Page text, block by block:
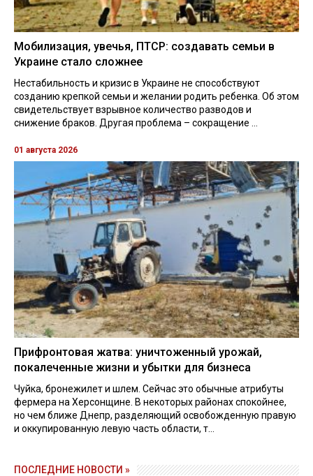
Мобилизация, увечья, ПТСР: создавать семьи в
Украине стало сложнее
Нестабильность и кризис в Украине не способствуют
созданию крепкой семьи и желании родить ребенка. Об этом
свидетельствует взрывное количество разводов и
снижение браков. Другая проблема – сокращение ...
01 августа 2026
Прифронтовая жатва: уничтоженный урожай,
покалеченные жизни и убытки для бизнеса
Чуйка, бронежилет и шлем. Сейчас это обычные атрибуты
фермера на Херсонщине. В некоторых районах спокойнее,
но чем ближе Днепр, разделяющий освобожденную правую
и оккупированную левую часть области, т...
ПОСЛЕДНИЕ НОВОСТИ »